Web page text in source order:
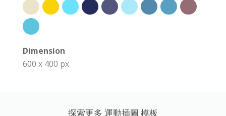
Dimension
600 x 400 px
探索更多 運動插圖 模板